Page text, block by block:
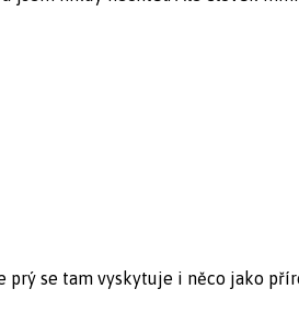
se tam vyskytuje i něco jako